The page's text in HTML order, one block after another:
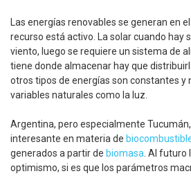
Las energías renovables se generan en
recurso está activo. La solar cuando hay
viento, luego se requiere un sistema de
tiene donde almacenar hay que
otros tipos de energías son constantes y
variables naturales como la luz.
Argentina, pero especialmente
interesante en materia de
generados a partir de biomasa . Al
optimismo, si es que los parámetros